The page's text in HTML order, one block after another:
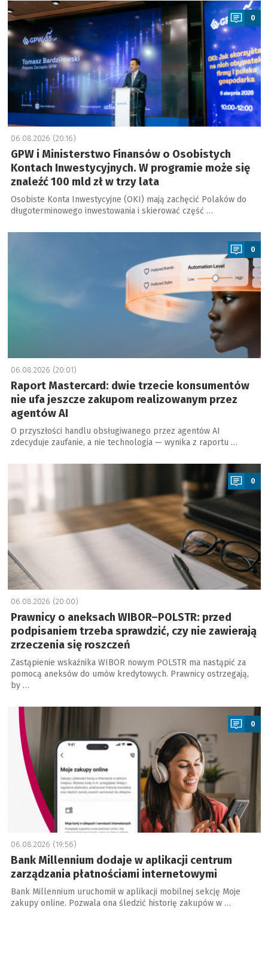
0
06.08.2026 (20:16)
GPW i Ministerstwo Finansów o Osobistych
Kontach Inwestycyjnych. W programie może się
znaleźć 100 mld zł w trzy lata
Osobiste Konta Inwestycyjne (OKI) mają zachęcić Polaków do
długoterminowego inwestowania i skierować część …
a
0
06.08.2026 (20:01)
Raport Mastercard: dwie trzecie konsumentów
nie ufa jeszcze zakupom realizowanym przez
agentów AI
O przyszłości handlu obsługiwanego przez agentów AI
zdecyduje zaufanie, a nie technologia — wynika z raportu …
a
0
06.08.2026 (20:00)
Prawnicy o aneksach WIBOR–POLSTR: przed
podpisaniem trzeba sprawdzić, czy nie zawierają
zrzeczenia się roszczeń
Zastąpienie wskaźnika WIBOR nowym POLSTR ma nastąpić za
pomocą aneksów do umów kredytowych. Prawnicy ostrzegają,
by …
0
06.08.2026 (19:56)
Bank Millennium dodaje w aplikacji centrum
zarządzania płatnościami internetowymi
Bank Millennium uruchomił w aplikacji mobilnej sekcję Moje
zakupy online. Pozwala ona śledzić historię zakupów w …